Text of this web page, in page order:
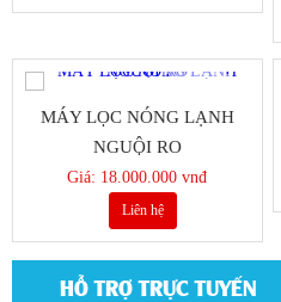
MÁY LỌC NÓNG LẠNH
NGUỘI RO
Giá: 18.000.000 vnđ
Liên hệ
HỖ TRỢ TRỰC TUYẾN